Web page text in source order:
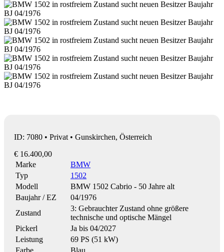
ID: 7080 • Privat • Gunskirchen, Österreich
€ 16.400,00
Marke
BMW
Typ
1502
Modell
BMW 1502 Cabrio - 50 Jahre alt
Baujahr / EZ
04/1976
Zustand
3: Gebrauchter Zustand ohne größere
technische und optische Mängel
Pickerl
Ja bis 04/2027
Leistung
69 PS (51 kW)
Farbe
Blau